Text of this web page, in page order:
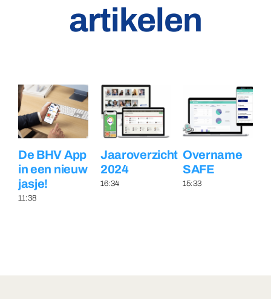
artikelen
De BHV App
in een nieuw
jasje!
11:38
Jaaroverzicht
2024
16:34
Overname
SAFE
15:33